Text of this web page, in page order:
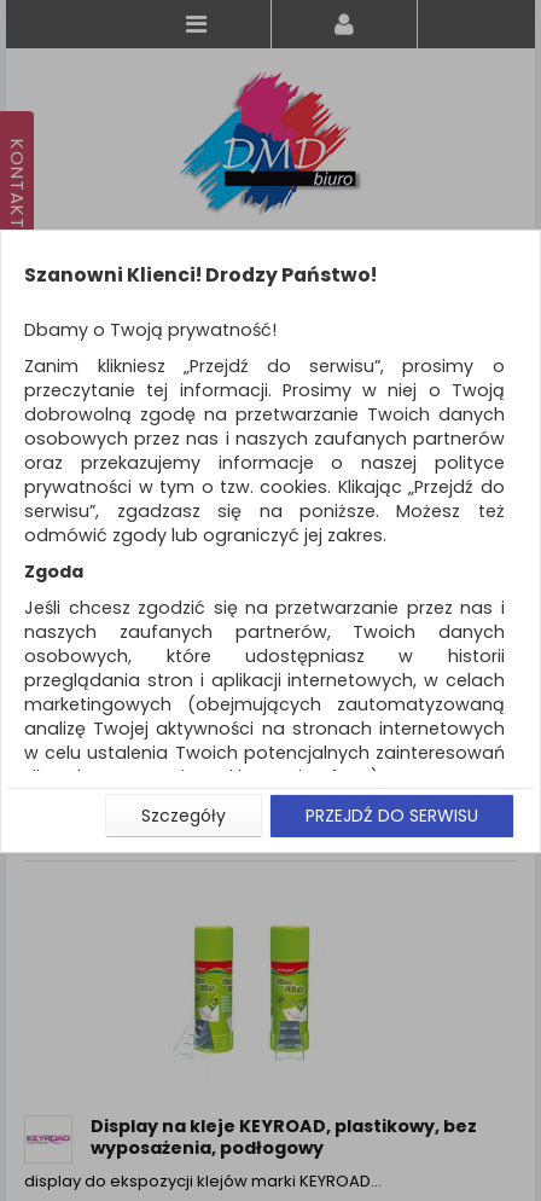
KATEGORIE
WSZYSTKIE KATEGORIE
FILTRY
REKLAMA
AKTUALNOŚCI
Artykuły szkolne Nietypowe
ZNALEZIONYCH PRODUKTÓW: 4 Porównaj (0 )
Sortuj po Standardowe
Siatka Lista
Display na kleje KEYROAD, plastikowy, bez
wyposażenia, podłogowy
display do ekspozycji klejów marki KEYROAD…
Szanowni Klienci! Drodzy Państwo!
Dbamy o Twoją prywatność!
Zanim klikniesz „Przejdź do serwisu”, prosimy o
przeczytanie tej informacji. Prosimy w niej o Twoją
dobrowolną zgodę na przetwarzanie Twoich danych
osobowych przez nas i naszych zaufanych partnerów
oraz przekazujemy informacje o naszej polityce
prywatności w tym o tzw. cookies. Klikając „Przejdź do
serwisu”, zgadzasz się na poniższe. Możesz też
odmówić zgody lub ograniczyć jej zakres.
Zgoda
Jeśli chcesz zgodzić się na przetwarzanie przez nas i
naszych zaufanych partnerów, Twoich danych
osobowych, które udostępniasz w historii
przeglądania stron i aplikacji internetowych, w celach
marketingowych (obejmujących zautomatyzowaną
analizę Twojej aktywności na stronach internetowych
w celu ustalenia Twoich potencjalnych zainteresowań
dla dostosowania reklamy i oferty), w tym na
umieszczanie tzw. cookies na Twoich urządzeniach i
ich odczytywanie, kliknij przycisk „Przejdź do serwisu”.
Jeśli nie chcesz wyrazić zgody lub ograniczyć jej
znajdziesz także na podstronie z naszą polityką
prywatności obowiązującą od 25 maja 2018.
W przypadku użytkowników zalogowanych, aby
umożliwić prawidłową realizację Umowy z Państwem i
związane z tym prawidłowe działanie naszej strony
www, a w szczególności np. wysłanie potwierdzenia
Państwu prawidłowych informacji o promocjach czy
cenach indywidualnych, ważna jest Państwa
wcześniejsza zgoda której udzieliliście podczas
zakładania konta.
Szczegóły PRZEJDŹ DO SERWISU